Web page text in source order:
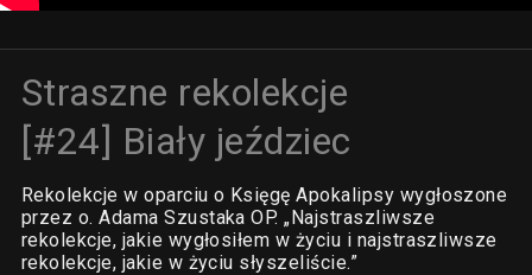
Straszne rekolekcje
[#24] Biały jeździec
Rekolekcje w oparciu o Księgę Apokalipsy wygłoszone
przez o. Adama Szustaka OP. „Najstraszliwsze
rekolekcje, jakie wygłosiłem w życiu i najstraszliwsze
rekolekcje, jakie w życiu słyszeliście.”